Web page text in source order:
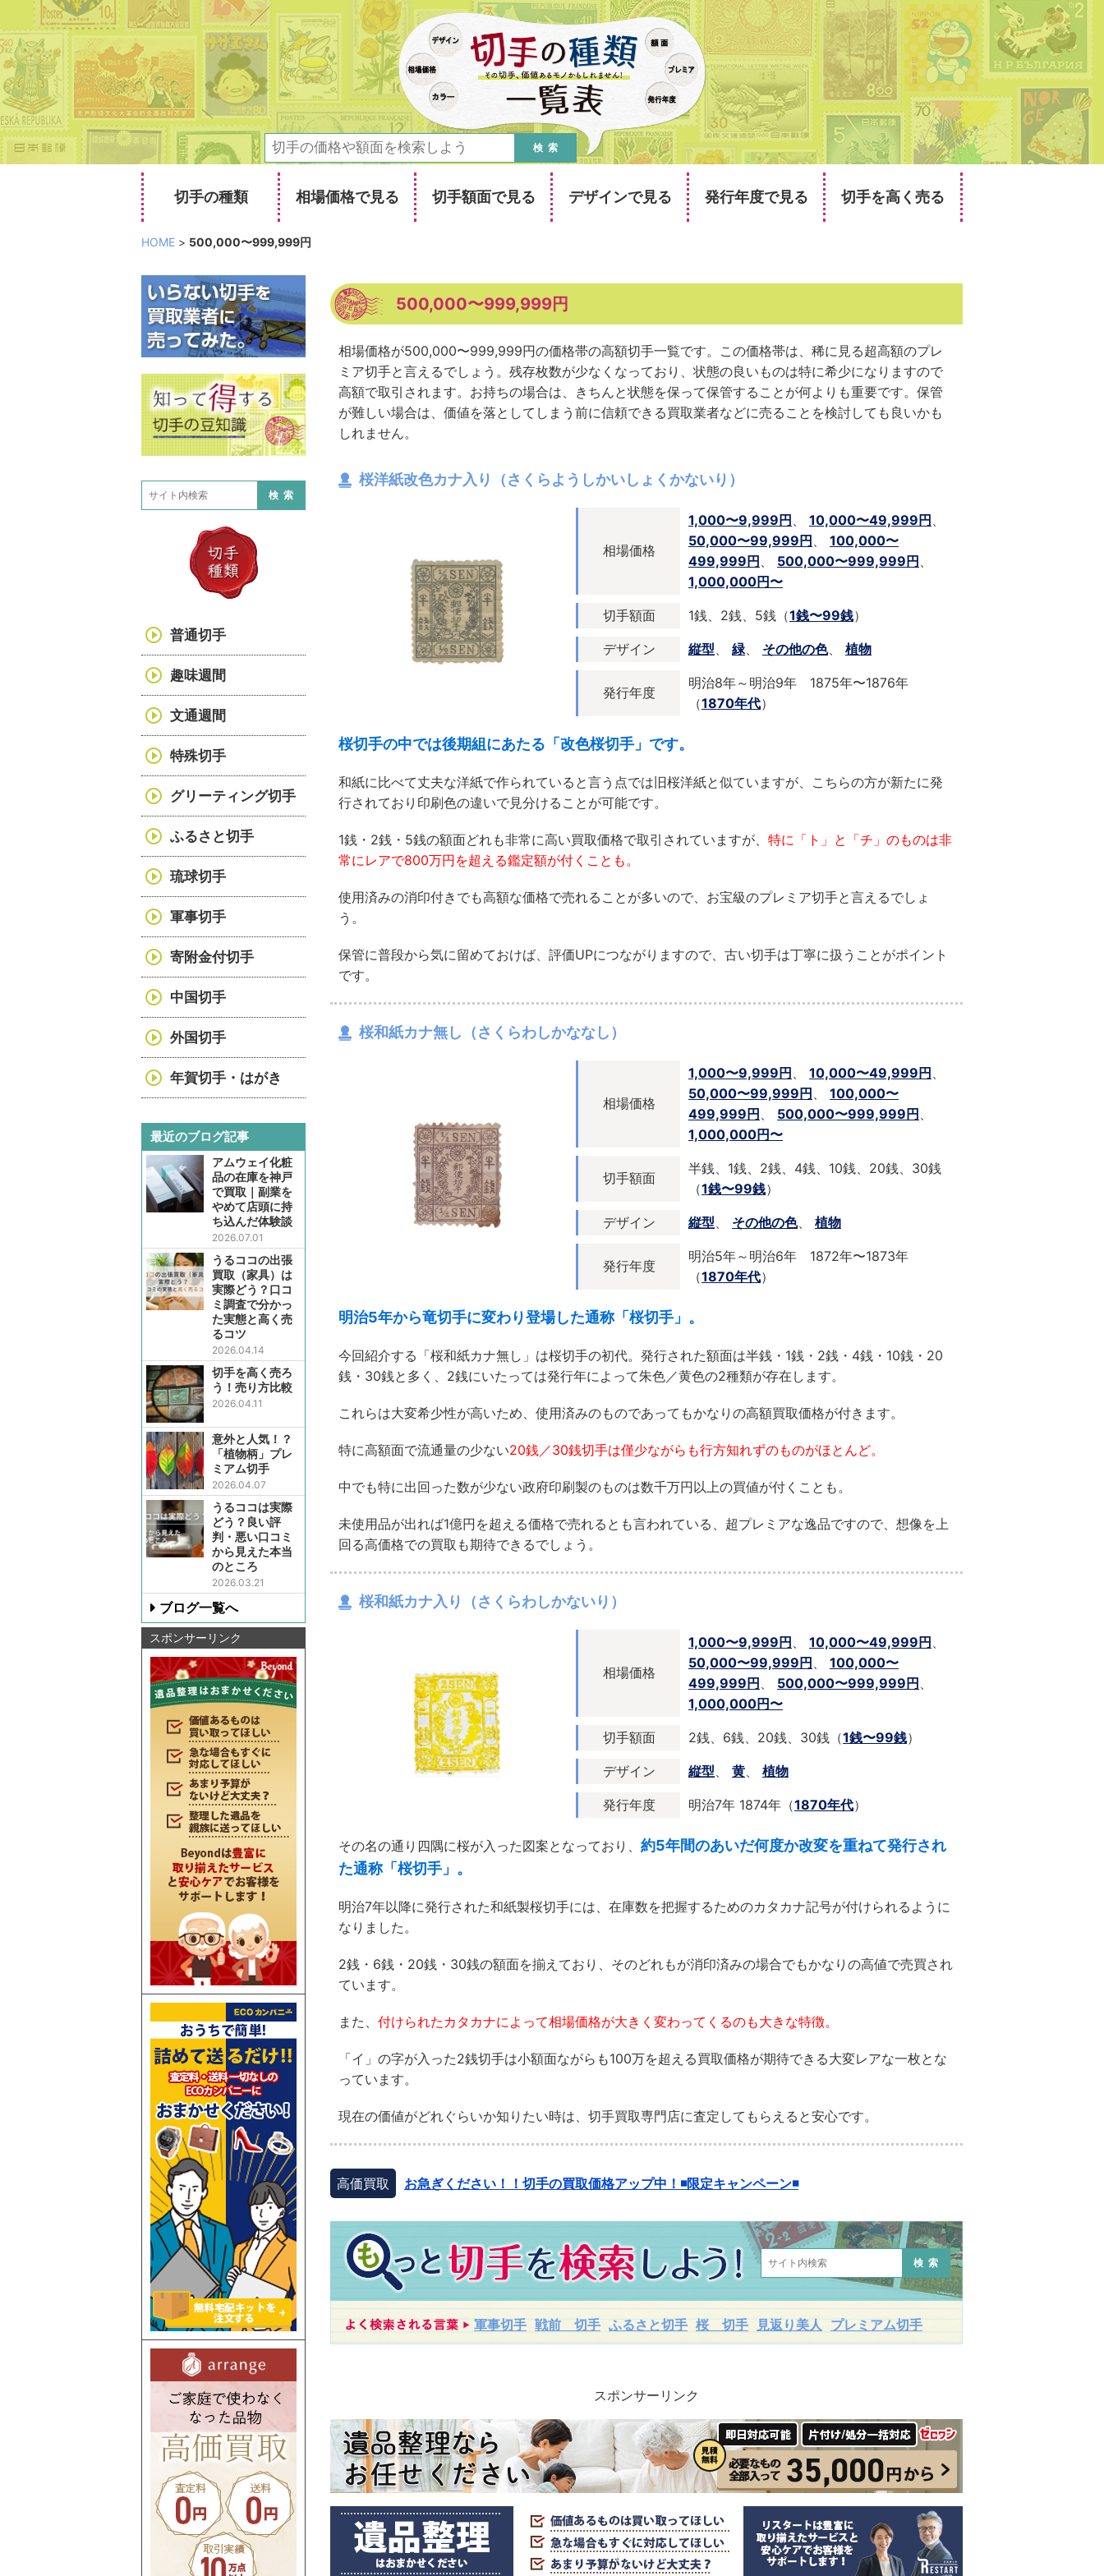
検索
切手の種類 相場価格で見る 切手額面で見る デザインで見る 発行年度で見る 切手を高く売る
HOME > 500,000〜999,999円
500,000〜999,999円
相場価格が500,000〜999,999円の価格帯の高額切手一覧です。この価格帯は、稀に見る超高額のプレ
ミア切手と言えるでしょう。残存枚数が少なくなっており、状態の良いものは特に希少になりますので
高額で取引されます。お持ちの場合は、きちんと状態を保って保管することが何よりも重要です。保管
が難しい場合は、価値を落としてしまう前に信頼できる買取業者などに売ることを検討しても良いかも
しれません。
桜洋紙改色カナ入り（さくらようしかいしょくかないり）
相場価格
1,000〜9,999円 、 10,000〜49,999円 、
50,000〜99,999円 、 100,000〜
499,999円 、 500,000〜999,999円 、
1,000,000円〜
切手額面 1銭、2銭、5銭（1銭〜99銭）
デザイン 縦型、 緑、 その他の色、 植物
発行年度
明治8年～明治9年 1875年〜1876年
（1870年代）
桜切手の中では後期組にあたる「改色桜切手」です。
和紙に比べて丈夫な洋紙で作られていると言う点では旧桜洋紙と似ていますが、こちらの方が新たに発
行されており印刷色の違いで見分けることが可能です。
1銭・2銭・5銭の額面どれも非常に高い買取価格で取引されていますが、 特に「ト」と「チ」のものは非
常にレアで800万円を超える鑑定額が付くことも。
使用済みの消印付きでも高額な価格で売れることが多いので、お宝級のプレミア切手と言えるでしょ
う。
保管に普段から気に留めておけば、評価UPにつながりますので、古い切手は丁寧に扱うことがポイント
です。
桜和紙カナ無し（さくらわしかななし）
相場価格
1,000〜9,999円 、 10,000〜49,999円 、
50,000〜99,999円 、 100,000〜
499,999円 、 500,000〜999,999円 、
1,000,000円〜
切手額面
半銭、1銭、2銭、4銭、10銭、20銭、30銭
（1銭〜99銭）
デザイン 縦型、 その他の色、 植物
発行年度
明治5年～明治6年 1872年〜1873年
（1870年代）
明治5年から竜切手に変わり登場した通称「桜切手」。
今回紹介する「桜和紙カナ無し」は桜切手の初代。発行された額面は半銭・1銭・2銭・4銭・10銭・20
銭・30銭と多く、2銭にいたっては発行年によって朱色／黄色の2種類が存在します。
これらは大変希少性が高いため、使用済みのものであってもかなりの高額買取価格が付きます。
特に高額面で流通量の少ない20銭／30銭切手は僅少ながらも行方知れずのものがほとんど。
中でも特に出回った数が少ない政府印刷製のものは数千万円以上の買値が付くことも。
未使用品が出れば1億円を超える価格で売れるとも言われている、超プレミアな逸品ですので、想像を上
回る高価格での買取も期待できるでしょう。
桜和紙カナ入り（さくらわしかないり）
相場価格
1,000〜9,999円 、 10,000〜49,999円 、
50,000〜99,999円 、 100,000〜
499,999円 、 500,000〜999,999円 、
1,000,000円〜
切手額面 2銭、6銭、20銭、30銭（1銭〜99銭）
デザイン 縦型、 黄、 植物
発行年度 明治7年 1874年（1870年代）
その名の通り四隅に桜が入った図案となっており、 約5年間のあいだ何度か改変を重ねて発行され
た通称「桜切手」。
明治7年以降に発行された和紙製桜切手には、在庫数を把握するためのカタカナ記号が付けられるように
なりました。
2銭・6銭・20銭・30銭の額面を揃えており、そのどれもが消印済みの場合でもかなりの高値で売買され
ています。
また、 付けられたカタカナによって相場価格が大きく変わってくるのも大きな特徴。
「イ」の字が入った2銭切手は小額面ながらも100万を超える買取価格が期待できる大変レアな一枚とな
っています。
現在の価値がどれぐらいか知りたい時は、切手買取専門店に査定してもらえると安心です。
高価買取 お急ぎください！！切手の買取価格アップ中！◾️限定キャンペーン◾️
検索
軍事切手 戦前 切手 ふるさと切手 桜 切手 見返り美人 プレミアム切手
スポンサーリンク
検索
普通切手
趣味週間
文通週間
特殊切手
グリーティング切手
ふるさと切手
琉球切手
軍事切手
寄附金付切手
中国切手
外国切手
年賀切手・はがき
最近のブログ記事
アムウェイ化粧
品の在庫を神戸
で買取｜副業を
やめて店頭に持
ち込んだ体験談
2026.07.01
うるココの出張
買取（家具）は
実際どう？口コ
ミ調査で分かっ
た実態と高く売
るコツ
2026.04.14
切手を高く売ろ
う！売り方比較
2026.04.11
意外と人気！？
「植物柄」プレ
ミアム切手
2026.04.07
うるココは実際
どう？良い評
判・悪い口コミ
から見えた本当
のところ
2026.03.21
ブログ一覧へ
スポンサーリンク